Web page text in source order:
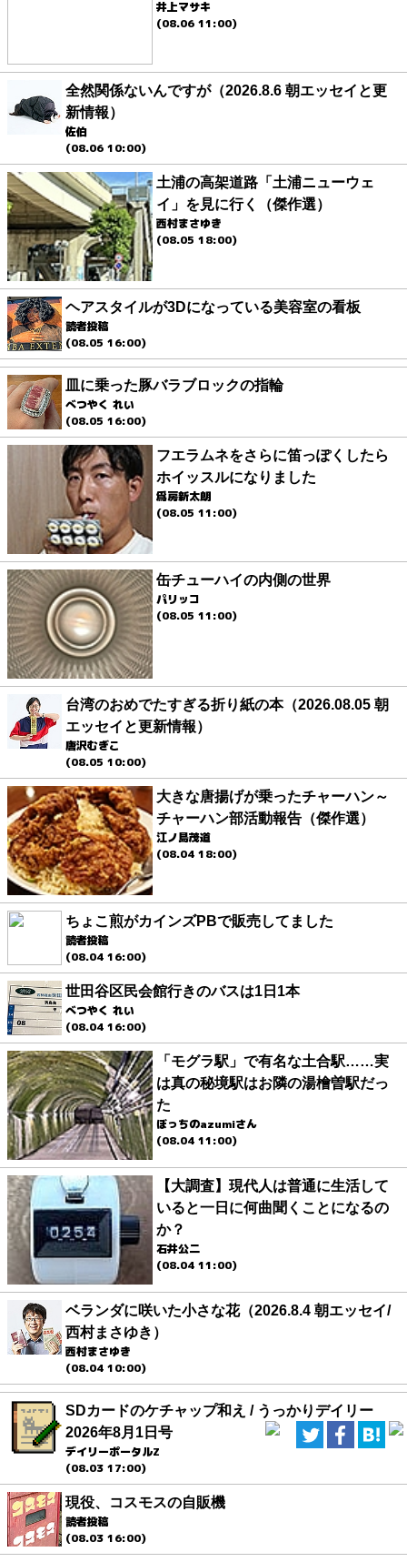
井上マサキ
(08.06 11:00)
全然関係ないんですが（2026.8.6 朝エッセイと更
新情報）
佐伯
(08.06 10:00)
土浦の高架道路「土浦ニューウェ
イ」を見に行く（傑作選）
西村まさゆき
(08.05 18:00)
ヘアスタイルが3Dになっている美容室の看板
読者投稿
(08.05 16:00)
皿に乗った豚バラブロックの指輪
べつやく れい
(08.05 16:00)
フエラムネをさらに笛っぽくしたら
ホイッスルになりました
爲房新太朗
(08.05 11:00)
缶チューハイの内側の世界
パリッコ
(08.05 11:00)
台湾のおめでたすぎる折り紙の本（2026.08.05 朝
エッセイと更新情報）
唐沢むぎこ
(08.05 10:00)
大きな唐揚げが乗ったチャーハン～
チャーハン部活動報告（傑作選）
江ノ島茂道
(08.04 18:00)
ちょこ煎がカインズPBで販売してました
読者投稿
(08.04 16:00)
世田谷区民会館行きのバスは1日1本
べつやく れい
(08.04 16:00)
「モグラ駅」で有名な土合駅……実
は真の秘境駅はお隣の湯檜曽駅だっ
た
ぼっちのazumiさん
(08.04 11:00)
【大調査】現代人は普通に生活して
いると一日に何曲聞くことになるの
か？
石井公二
(08.04 11:00)
ベランダに咲いた小さな花（2026.8.4 朝エッセイ/
西村まさゆき）
西村まさゆき
(08.04 10:00)
SDカードのケチャップ和え / うっかりデイリー
2026年8月1日号
デイリーポータルZ
(08.03 17:00)
現役、コスモスの自販機
読者投稿
(08.03 16:00)